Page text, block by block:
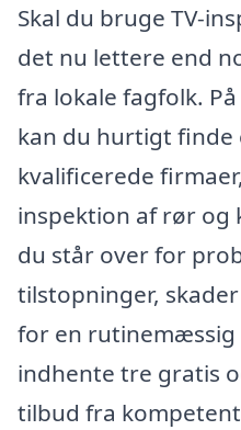
Skal du bruge TV-
det nu lettere end
fra lokale fagfolk.
kan du hurtigt finde
kvalificerede
inspektion af rør og
du står over for
tilstopninger,
for en
indhente tre gratis
tilbud fra